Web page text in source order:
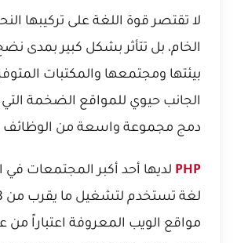
لا تقتصر قوة اللغة على تركيبها
الخام، بل تتأثر بشكل كبير بمدى
بيئتها ومجتمعها والمكتبات
الجانب حيوي للمواقع الضخمة التي
دمج مجموعة واسعة من الوظائف
PHP لديها أحد أكبر المجتمعات في